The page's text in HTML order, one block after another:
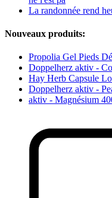
La randonnée rend
Nouveaux produits:
Propolia Gel Pieds
Doppelherz aktiv -
Hay Herb Capsule
Doppelherz aktiv -
aktiv - Magnésium